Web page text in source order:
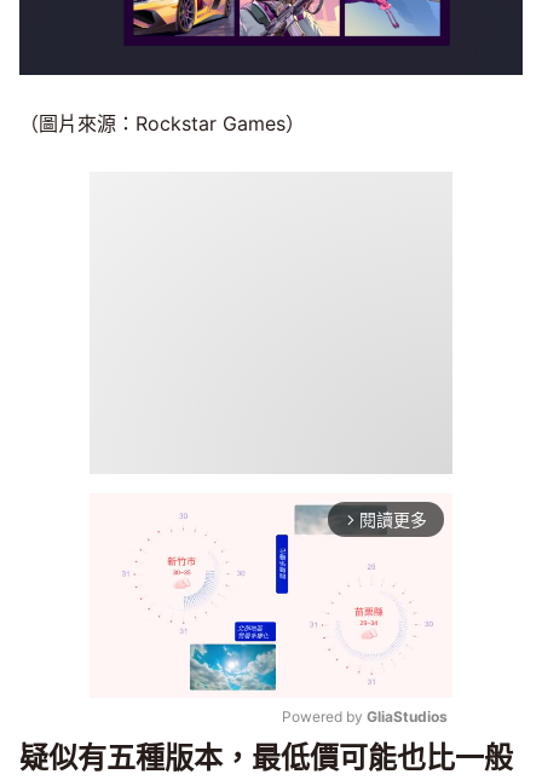
（圖片來源：Rockstar Games）
arrow_forward_ios 閱讀更多
Mute
Powered by GliaStudios
疑似有五種版本，最低價可能也比一般